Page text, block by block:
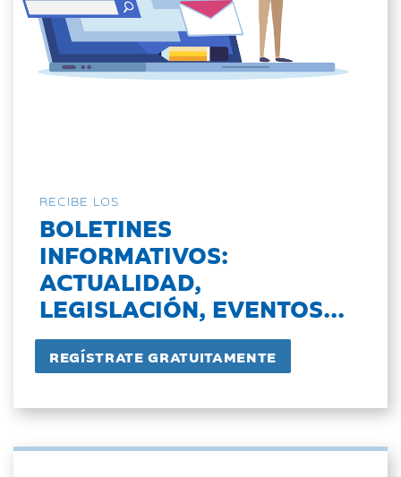
RECIBE LOS
BOLETINES
INFORMATIVOS:
ACTUALIDAD,
LEGISLACIÓN, EVENTOS...